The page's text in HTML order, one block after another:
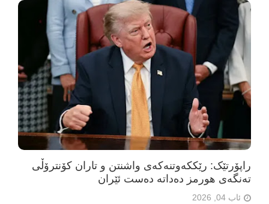
راپۆرتێک: رێککەوتنەکەی واشنتن و تاران کۆنترۆڵی
تەنگەی هورمز دەداتە دەست ئێران
ئاب 04, 2026